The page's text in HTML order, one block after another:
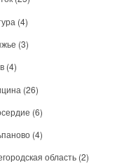
(4)
(3)
(4)
(26)
(6)
(4)
область (2)